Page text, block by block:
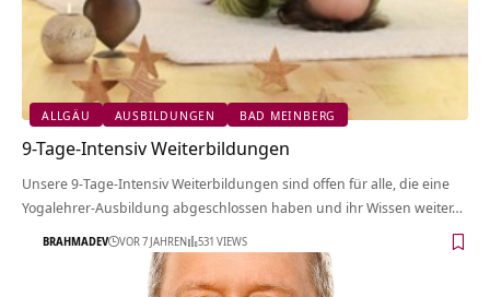
ALLGÄU AUSBILDUNGEN BAD MEINBERG
9-Tage-Intensiv Weiterbildungen
Unsere 9-Tage-Intensiv Weiterbildungen sind offen für alle, die eine
Yogalehrer-Ausbildung abgeschlossen haben und ihr Wissen weiter…
BRAHMADEV VOR 7 JAHREN 531 VIEWS